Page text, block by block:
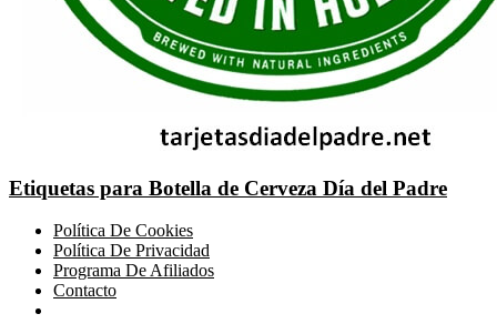
Etiquetas para Botella de Cerveza Día del Padre
Política De Cookies
Política De Privacidad
Programa De Afiliados
Contacto